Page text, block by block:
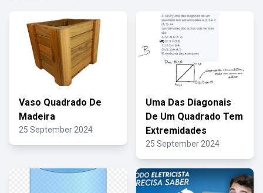
Vaso Quadrado De
Madeira
25 September 2024
Uma Das Diagonais
De Um Quadrado Tem
Extremidades
25 September 2024